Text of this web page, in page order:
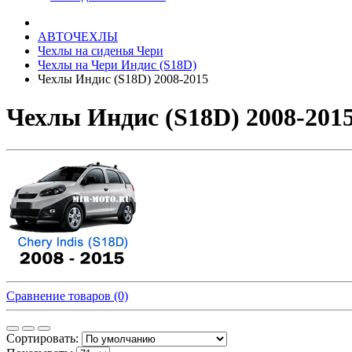
АВТОЧЕХЛЫ
Чехлы на сиденья Чери
Чехлы на Чери Индис (S18D)
Чехлы Индис (S18D) 2008-2015
Чехлы Индис (S18D) 2008-
Сравнение товаров (0)
Сортировать: